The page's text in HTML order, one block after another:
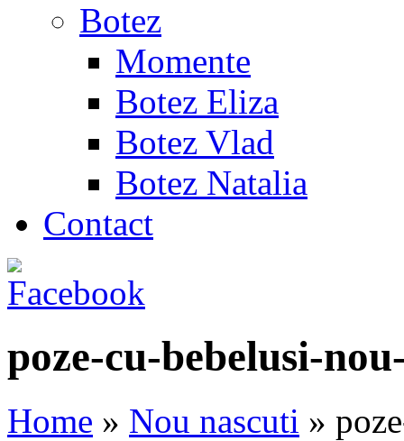
Botez
Momente
Botez Eliza
Botez Vlad
Botez Natalia
Contact
poze-cu-bebelusi-
Home » Nou nascuti »